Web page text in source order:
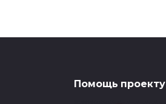
Помощь проекту